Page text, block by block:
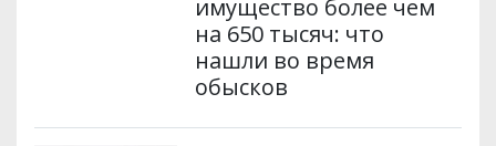
имущество более чем
на 650 тысяч: что
нашли во время
обысков